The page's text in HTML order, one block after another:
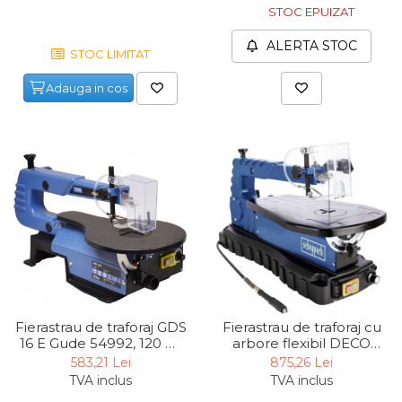
Pat Mobil Auto
Cric Hidraulic
Set / trusa chei tubulare
Multimetru Digital
Bara Tractare Auto
Canistre benzina
(combustibil)
Presa Hidraulica Tinichigerie
Extractor Rulmenti
STOC LIMITAT
Adauga in cos
STOC EPUIZAT
ALERTA STOC
Fierastrau de traforaj GDS
16 E Gude 54992, 120 W,
1600 rpm
583,21 Lei
TVA inclus
Fierastrau de traforaj cu
arbore flexibil DECO
FLEX SL Scheppach
5901410901, 90 W, 1500
875,26 Lei
TVA inclus